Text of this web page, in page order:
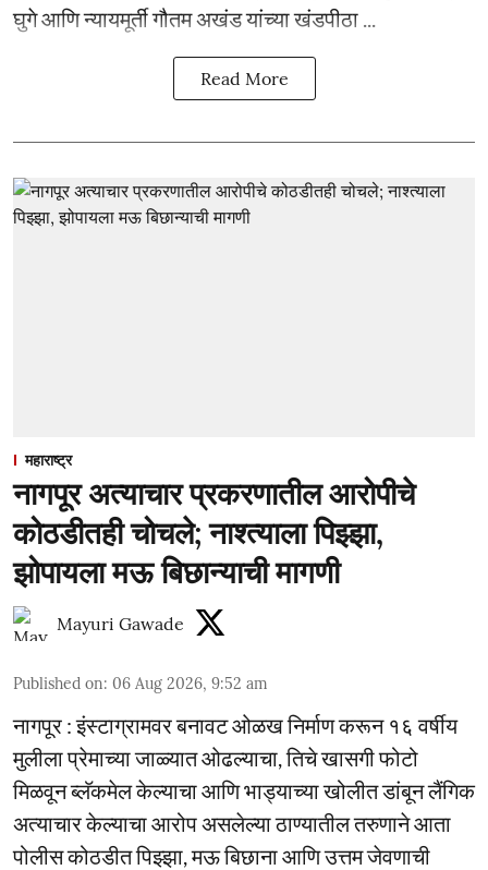
घुगे आणि न्यायमूर्ती गौतम अखंड यांच्या खंडपीठा ...
Read More
महाराष्ट्र
नागपूर अत्याचार प्रकरणातील आरोपीचे
कोठडीतही चोचले; नाश्त्याला पिझ्झा,
झोपायला मऊ बिछान्याची मागणी
Mayuri Gawade
Published on: 06 Aug 2026, 9:52 am
नागपूर : इंस्टाग्रामवर बनावट ओळख निर्माण करून १६ वर्षीय
मुलीला प्रेमाच्या जाळ्यात ओढल्याचा, तिचे खासगी फोटो
मिळवून ब्लॅकमेल केल्याचा आणि भाड्याच्या खोलीत डांबून लैंगिक
अत्याचार केल्याचा आरोप असलेल्या ठाण्यातील तरुणाने आता
पोलीस कोठडीत पिझ्झा, मऊ बिछाना आणि उत्तम जेवणाची